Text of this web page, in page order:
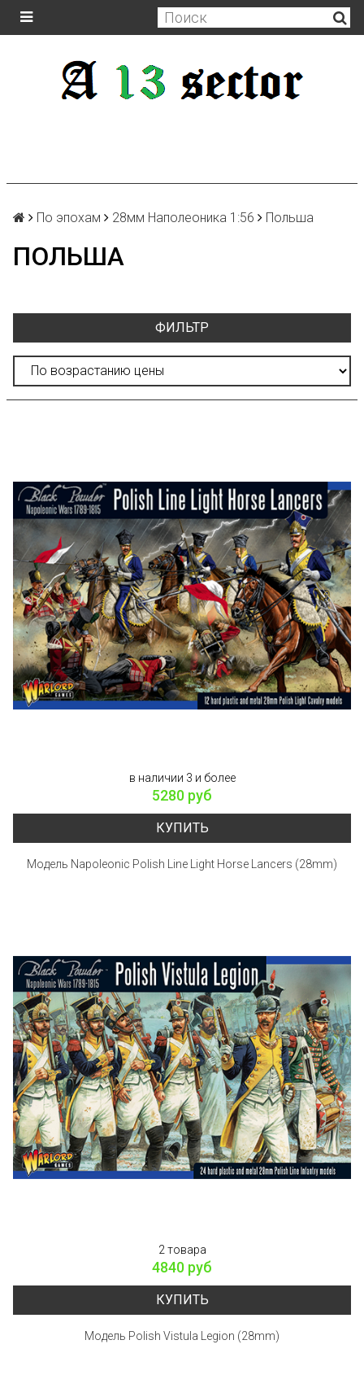
По эпохам 28мм Наполеоника 1:56 Польша
ПОЛЬША
ФИЛЬТР
в наличии 3 и более
5280 руб
КУПИТЬ
Модель Napoleonic Polish Line Light Horse Lancers (28mm)
2 товара
4840 руб
КУПИТЬ
Модель Polish Vistula Legion (28mm)